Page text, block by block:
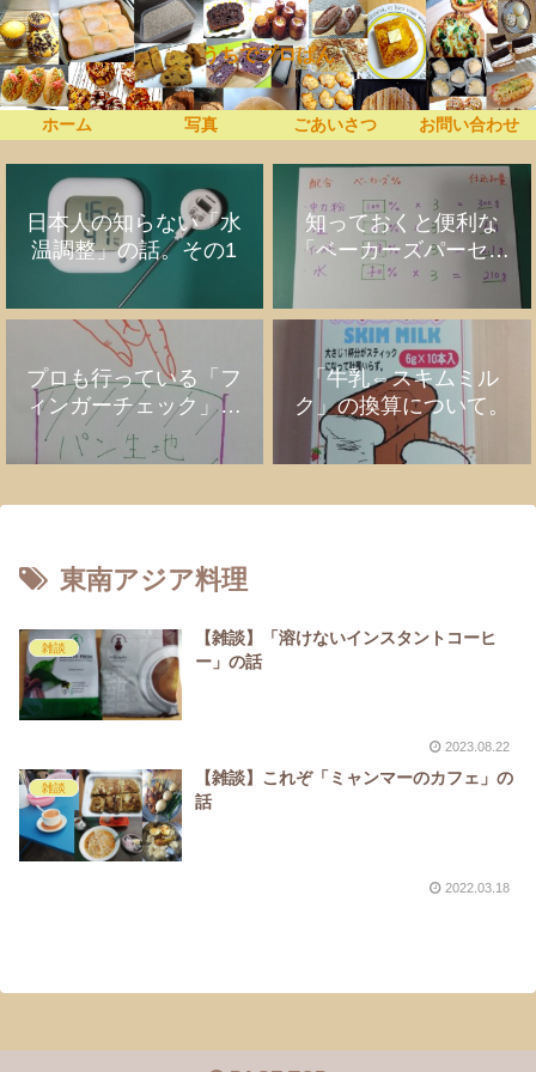
うちでプロぱん
ホーム 写真 ごあいさつ お問い合わせ
日本人の知らない「水
温調整」の話。その1
知っておくと便利な
「ベーカーズパーセン
ト」の話
プロも行っている「フ
ィンガーチェック」の
話。
「牛乳⇔スキムミル
ク」の換算について。
東南アジア料理
雑談
【雑談】「溶けないインスタントコーヒ
ー」の話
2023.08.22
雑談
【雑談】これぞ「ミャンマーのカフェ」の
話
2022.03.18